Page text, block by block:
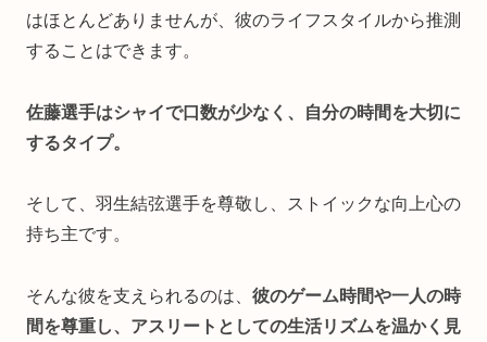
はほとんどありませんが、彼のライフスタイルから推測
することはできます。
佐藤選手はシャイで口数が少なく、自分の時間を大切に
するタイプ。
そして、羽生結弦選手を尊敬し、ストイックな向上心の
持ち主です。
そんな彼を支えられるのは、 彼のゲーム時間や一人の時
間を尊重し、アスリートとしての生活リズムを温かく見